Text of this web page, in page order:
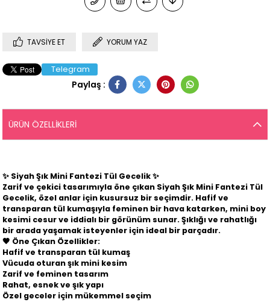
TAVSIYE ET YORUM YAZ
Telegram
Paylaş :
ÜRÜN ÖZELLIKLERI
✨ Siyah Şık Mini Fantezi Tül Gecelik✨
Zarif ve çekici tasarımıyla öne çıkan Siyah Şık Mini Fantezi Tül
Gecelik, özel anlar için kusursuz bir seçimdir. Hafif ve
transparan tül kumaşıyla feminen bir hava katarken, mini boy
kesimi cesur ve iddialı bir görünüm sunar. Şıklığı ve rahatlığı
bir arada yaşamak isteyenler için ideal bir parçadır.
🖤 Öne Çıkan Özellikler:
Hafif ve transparan tül kumaş
Vücuda oturan şık mini kesim
Zarif ve feminen tasarım
Rahat, esnek ve şık yapı
Özel geceler için mükemmel seçim